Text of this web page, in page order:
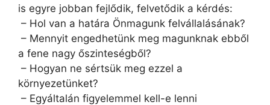
is egyre jobban fejlődik, felvetődik a kérdés:
– Hol van a határa Önmagunk felvállalásának?
– Mennyit engedhetünk meg magunknak ebből
a fene nagy őszinteségből?
– Hogyan ne sértsük meg ezzel a
környezetünket?
– Egyáltalán figyelemmel kell-e lenni